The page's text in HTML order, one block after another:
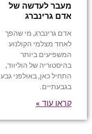
מעבר לעדשה של
אדם גרינברג
אדם גרינברג, מי שהפך
לאחד מצלמי הקולנוע
המשפיעים ביותר
בהיסטוריה של הוליווד,
התחיל כאן, באולפני גבע
בגבעתיים.
קראו עוד »